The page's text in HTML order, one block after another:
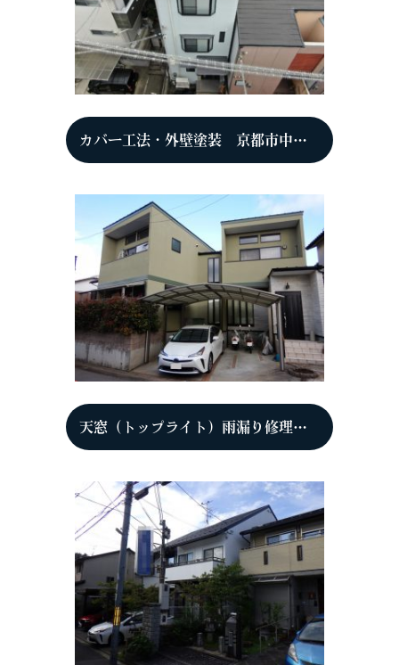
カバー工法・外壁塗装 京都市中京区 F様
天窓（トップライト）雨漏り修理 立平333 京都市西京区 K様